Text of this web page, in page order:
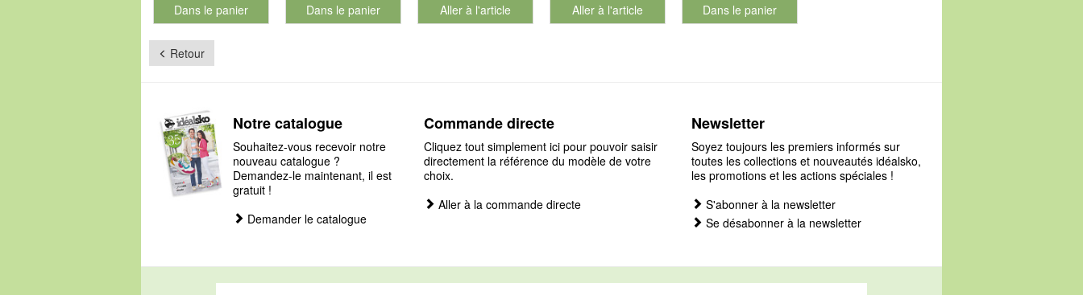
Dans le panier
pour le numéro de produit 901179
Dans le panier
pour le numéro de produit 901127
Aller à l'article Aller à l'article
Dans le panier
pour le numéro de produit 902280
Retour
Notre catalogue
Souhaitez-vous recevoir notre
nouveau catalogue ?
Demandez-le maintenant, il est
gratuit !
Demander le catalogue
Commande directe
Cliquez tout simplement ici pour pouvoir saisir
directement la référence du modèle de votre
choix.
Aller à la commande directe
Newsletter
Soyez toujours les premiers informés sur
toutes les collections et nouveautés idéalsko,
les promotions et les actions spéciales !
S'abonner à la newsletter
Se désabonner à la newsletter